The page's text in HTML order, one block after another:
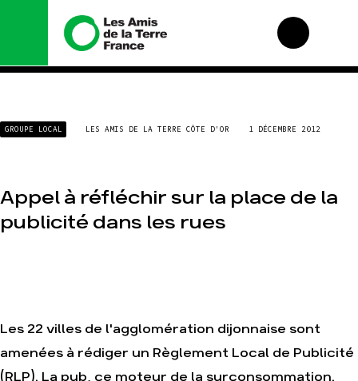
Nous connaître
Histoire
méthodes
Valeurs
Je soutiens les Amis
de la Terre
Nos campagnes
Mode : une tendance
destructrice
GROUPE LOCAL LES AMIS DE LA TERRE CÔTE D'OR 1 DÉCEMBRE 2012
Appel à réfléchir sur la place de la
publicité dans les rues
Les 22 villes de l'agglomération dijonnaise sont
amenées à rédiger un Règlement Local de Publicité
(RLP). La pub, ce moteur de la surconsommation.